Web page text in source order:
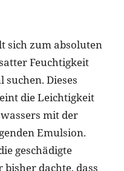
sich zum absoluten
Feuchtigkeit
Dieses
die Leichtigkeit
mit der
Emulsion.
geschädigte
dachte, dass